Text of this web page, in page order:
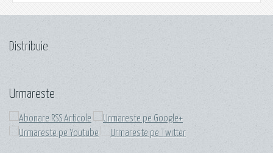
Distribuie
Urmareste